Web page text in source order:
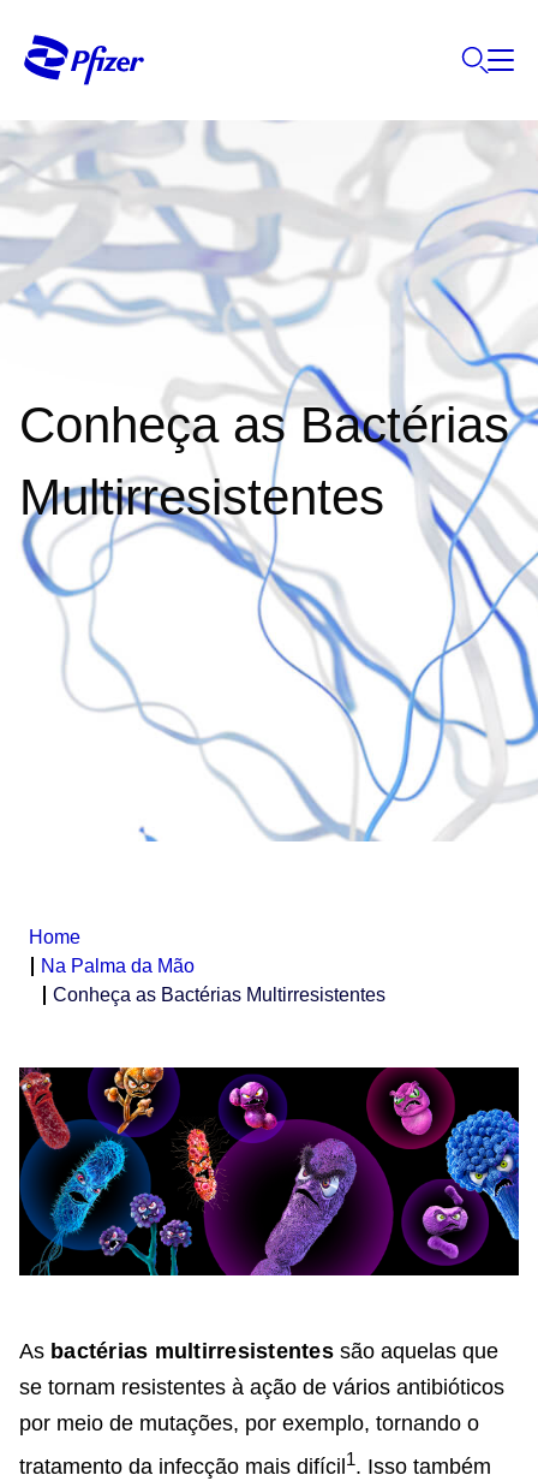
Conheça as Bactérias
Multirresistentes
Home
Na Palma da Mão
Conheça as Bactérias Multirresistentes
As bactérias multirresistentessão aquelas que
se tornam resistentes à ação de vários antibióticos
por meio de mutações, por exemplo, tornando o
tratamento da infecção mais difícil 1. Isso também